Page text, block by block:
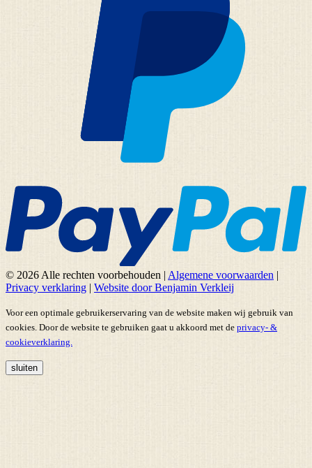
© 2026 Alle rechten voorbehouden | Algemene voorwaarden |
Privacy verklaring | Website door Benjamin Verkleij
Voor een optimale gebruikerservaring van de website maken wij gebruik van
cookies. Door de website te gebruiken gaat u akkoord met de privacy- &
cookieverklaring.
sluiten